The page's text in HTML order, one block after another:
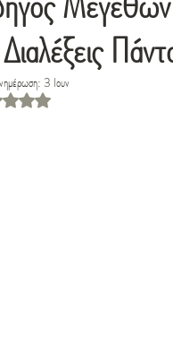
3 Ιουν
Βαθμολογήθηκε με NaN από 5 αστέρια.